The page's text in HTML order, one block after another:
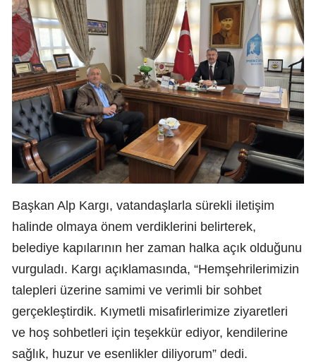
Başkan Alp Kargı, vatandaşlarla sürekli iletişim
halinde olmaya önem verdiklerini belirterek,
belediye kapılarının her zaman halka açık olduğunu
vurguladı. Kargı açıklamasında, “Hemşehrilerimizin
talepleri üzerine samimi ve verimli bir sohbet
gerçekleştirdik. Kıymetli misafirlerimize ziyaretleri
ve hoş sohbetleri için teşekkür ediyor, kendilerine
sağlık, huzur ve esenlikler diliyorum” dedi.